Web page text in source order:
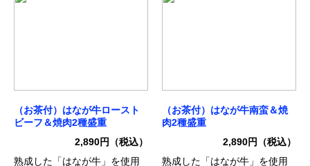
（お茶付）はなが牛ロースト
ビーフ＆焼肉2種盛重
2,890円（税込）
熟成した「はなが牛」を使用
（お茶付）はなが牛南蛮＆焼
肉2種盛重
2,890円（税込）
熟成した「はなが牛」を使用